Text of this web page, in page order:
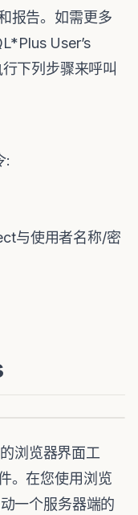
报告。如需更多
User’s
下列步骤来呼叫
:
与使用者名称/密
浏览器界面工
。在您使用浏览
一个服务器端的